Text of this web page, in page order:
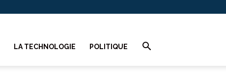
LA TECHNOLOGIE POLITIQUE